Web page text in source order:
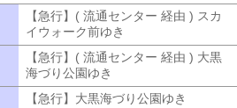
【急行】( 流通センター 経由 ) スカ
イウォーク前ゆき
【急行】( 流通センター 経由 ) 大黒
海づり公園ゆき
【急行】大黒海づり公園ゆき